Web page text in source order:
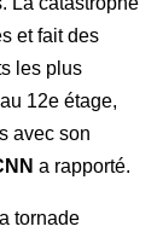
et fait des
les plus
12e étage,
avec son
a rapporté.
tornade